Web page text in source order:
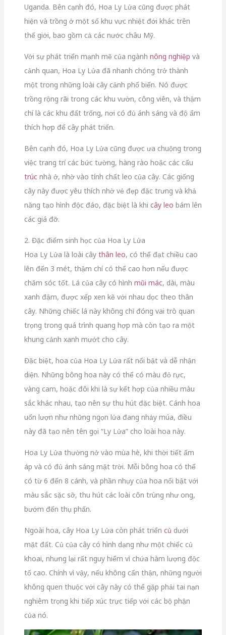
Uganda. Bên cạnh đó, Hoa Ly Lửa cũng được phát
hiện và trồng ở một số khu vực nhiệt đới khác trên
thế giới, bao gồm cả các nước châu Mỹ.
Với sự phát triển mạnh mẽ của ngành nông nghiệp và
cảnh quan, Hoa Ly Lửa đã nhanh chóng trở thành
một trong những loài cây cảnh phổ biến. Nó được
trồng rộng rãi trong các khu vườn, công viên, và thậm
chí là các khu đất trống, nơi có đủ ánh sáng và độ ẩm
thích hợp để cây phát triển.
Bên cạnh đó, Hoa Ly Lửa cũng được ưa chuộng trong
việc trang trí các bức tường, hàng rào hoặc các cấu
trúcnhà ở, nhờ vào tính chất leo của cây. Các giống
cây này được yêu thích nhờ vẻ đẹp đặc trưng và khả
năng tạo hình độc đáo, đặc biệt là khi cây leo bám lên
các giá đỡ.
2. Đặc điểm sinh học của Hoa Ly Lửa
Hoa Ly Lửa là loài cây thân leo, có thể đạt chiều cao
lên đến 3 mét, thậm chí có thể cao hơn nếu được
chăm sóc tốt. Lá của cây có hình mũi mác, dài, màu
xanh đậm, được xếp xen kẽ với nhau dọc theo thân
cây. Những chiếc lá này không chỉ đóng vai trò quan
trọng trong quá trình quang hợp mà còn tạo ra một
khung cảnh xanh mướt cho cây.
Đặc biệt, hoa của Hoa Ly Lửa rất nổi bật và dễ nhận
diện. Những bông hoa này có thể có màu đỏ rực,
vàng cam, hoặc đôi khi là sự kết hợp của nhiều màu
sắc khác nhau, tạo nên sự thu hút đặc biệt. Cánh hoa
uốn lượn như những ngọn lửa đang nhảy múa, điều
này đã tạo nên tên gọi “Ly Lửa” cho loài hoa này.
Hoa Ly Lửa thường nở vào mùa hè, khi thời tiết ấm
áp và có đủ ánh sáng mặt trời. Mỗi bông hoa có thể
có từ 6 đến 8 cánh, và phần nhụy của hoa nổi bật với
màu sắc sặc sỡ, thu hút các loài côn trùng như ong,
bướm đến thụ phấn.
Ngoài hoa, cây Hoa Ly Lửa còn phát triển củ dưới
mặt đất. Củ của cây có hình dạng như một chiếc củ
khoai, nhưng lại rất nguy hiểm vì chứa hàm lượng độc
tố cao. Chính vì vậy, nếu không cẩn thận, những người
không quen thuộc với cây này có thể gặp phải tai nạn
nghiêm trọng khi tiếp xúc trực tiếp với các bộ phận
của nó.